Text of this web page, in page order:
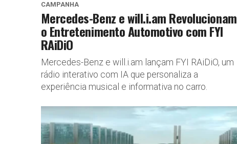
CAMPANHA
Mercedes-Benz e will.i.am Revolucionam
o Entretenimento Automotivo com FYI
RAiDiO
Mercedes-Benz e will.i.am lançam FYI RAiDiO, um
rádio interativo com IA que personaliza a
experiência musical e informativa no carro.